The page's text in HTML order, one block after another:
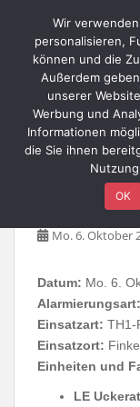
TH1-
Mo. 6. Oktober
Datum: Mo. 6.
Alarmierungsart:
Einsatzart: TH1-
Einsatzort:
Einheiten und
LE
Wir
personalisieren,
können und die
Außerdem
unserer
Werbung und
Informationen
die Sie ihnen
OK